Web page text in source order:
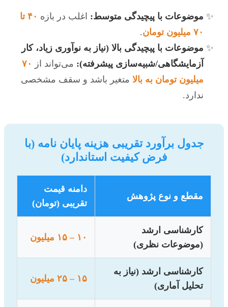
موضوعات با پیچیدگی متوسط: اغلب در بازه
۴۰ تا
۷۰ میلیون تومان
.
موضوعات با پیچیدگی بالا (نیاز به نوآوری زیاد، کار
آزمایشگاهی/شبیه‌سازی پیشرفته): می‌تواند از
۷۰
میلیون تومان به بالا متغیر باشد و سقف مشخصی
ندارد.
جدول برآورد تقریبی هزینه پایان نامه (با
فرض کیفیت استاندارد)
مقطع و نوع پژوهش
دامنه قیمت
تقریبی (تومان)
کارشناسی ارشد
(موضوعات نظری)
۱۰ – ۱۵ میلیون
کارشناسی ارشد (نیاز به
تحلیل آماری)
۱۵ – ۲۵ میلیون